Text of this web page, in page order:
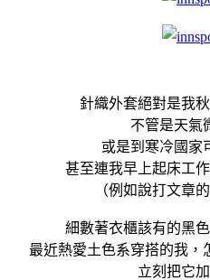
針織外套絕對是我
不管是天氣
或是到寒冷國家
甚至連我早上起床工
（例如說打文章
細數著衣櫃該有的黑
最近熱愛土色系穿搭的我，
立刻把它